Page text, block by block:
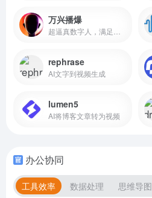
万兴播爆
rephrase
AI文字到视频生成
lumen5
AI将博客文章转为视频
办公协同
工具效率 数据处理 思维导图